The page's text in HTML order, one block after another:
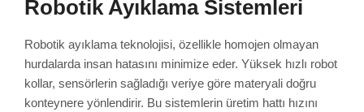
Robotik Ayıklama Sistemleri
Robotik ayıklama teknolojisi, özellikle homojen olmayan
hurdalarda insan hatasını minimize eder. Yüksek hızlı robot
kollar, sensörlerin sağladığı veriye göre materyali doğru
konteynere yönlendirir. Bu sistemlerin üretim hattı hızını